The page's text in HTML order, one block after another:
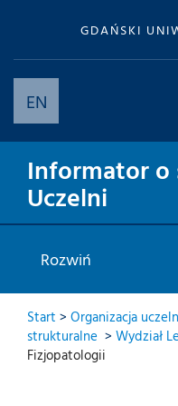
GDAŃSKI
EN
Informator
Uczelni
Rozwiń
Start > Organizacja
strukturalne > Wydział
Fizjopatologii